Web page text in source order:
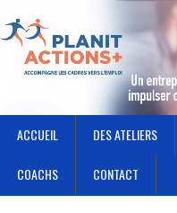
ACCUEIL DES ATELIERS
COACHS CONTACT